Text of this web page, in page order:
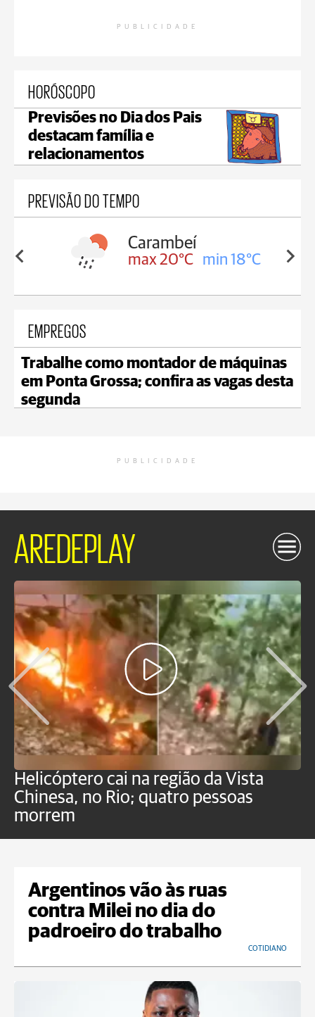
PUBLICIDADE
HORÓSCOPO
Previsões no Dia dos Pais
destacam família e
relacionamentos
PREVISÃO DO TEMPO
min 18°C
Jaguariaíva
max 20°C min 18°C
EMPREGOS
Trabalhe como montador de máquinas
em Ponta Grossa; confira as vagas desta
segunda
PUBLICIDADE
AREDEPLAY
Helicóptero cai na região da Vista
Chinesa, no Rio; quatro pessoas
morrem
Argentinos vão às ruas
contra Milei no dia do
padroeiro do trabalho
COTIDIANO